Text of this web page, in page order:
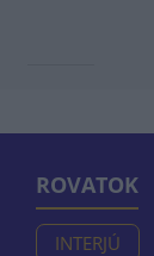
ROVATOK
INTERJÚ